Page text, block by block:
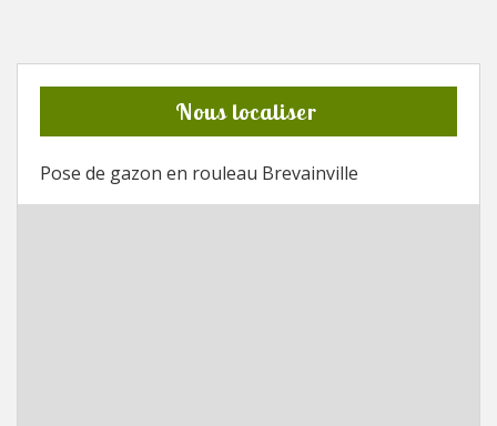
Nous localiser
Pose de gazon en rouleau Brevainville